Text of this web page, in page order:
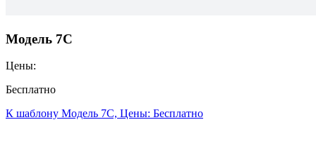
Модель 7С
Цены:
Бесплатно
К шаблону Модель 7С, Цены: Бесплатно